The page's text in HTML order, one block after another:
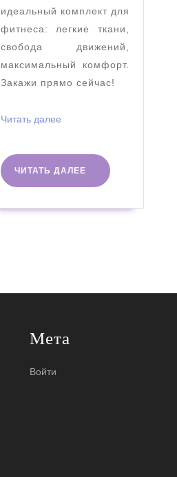
идеальный комплект для
фитнеса: легкие ткани,
свобода движений,
максимальный комфорт.
Закажи прямо сейчас!
Читать далееЧитать
ЧИТАТЬ ДАЛЕЕ
ЧИТАТЬ
ДАЛЕЕ
Мета
Войти